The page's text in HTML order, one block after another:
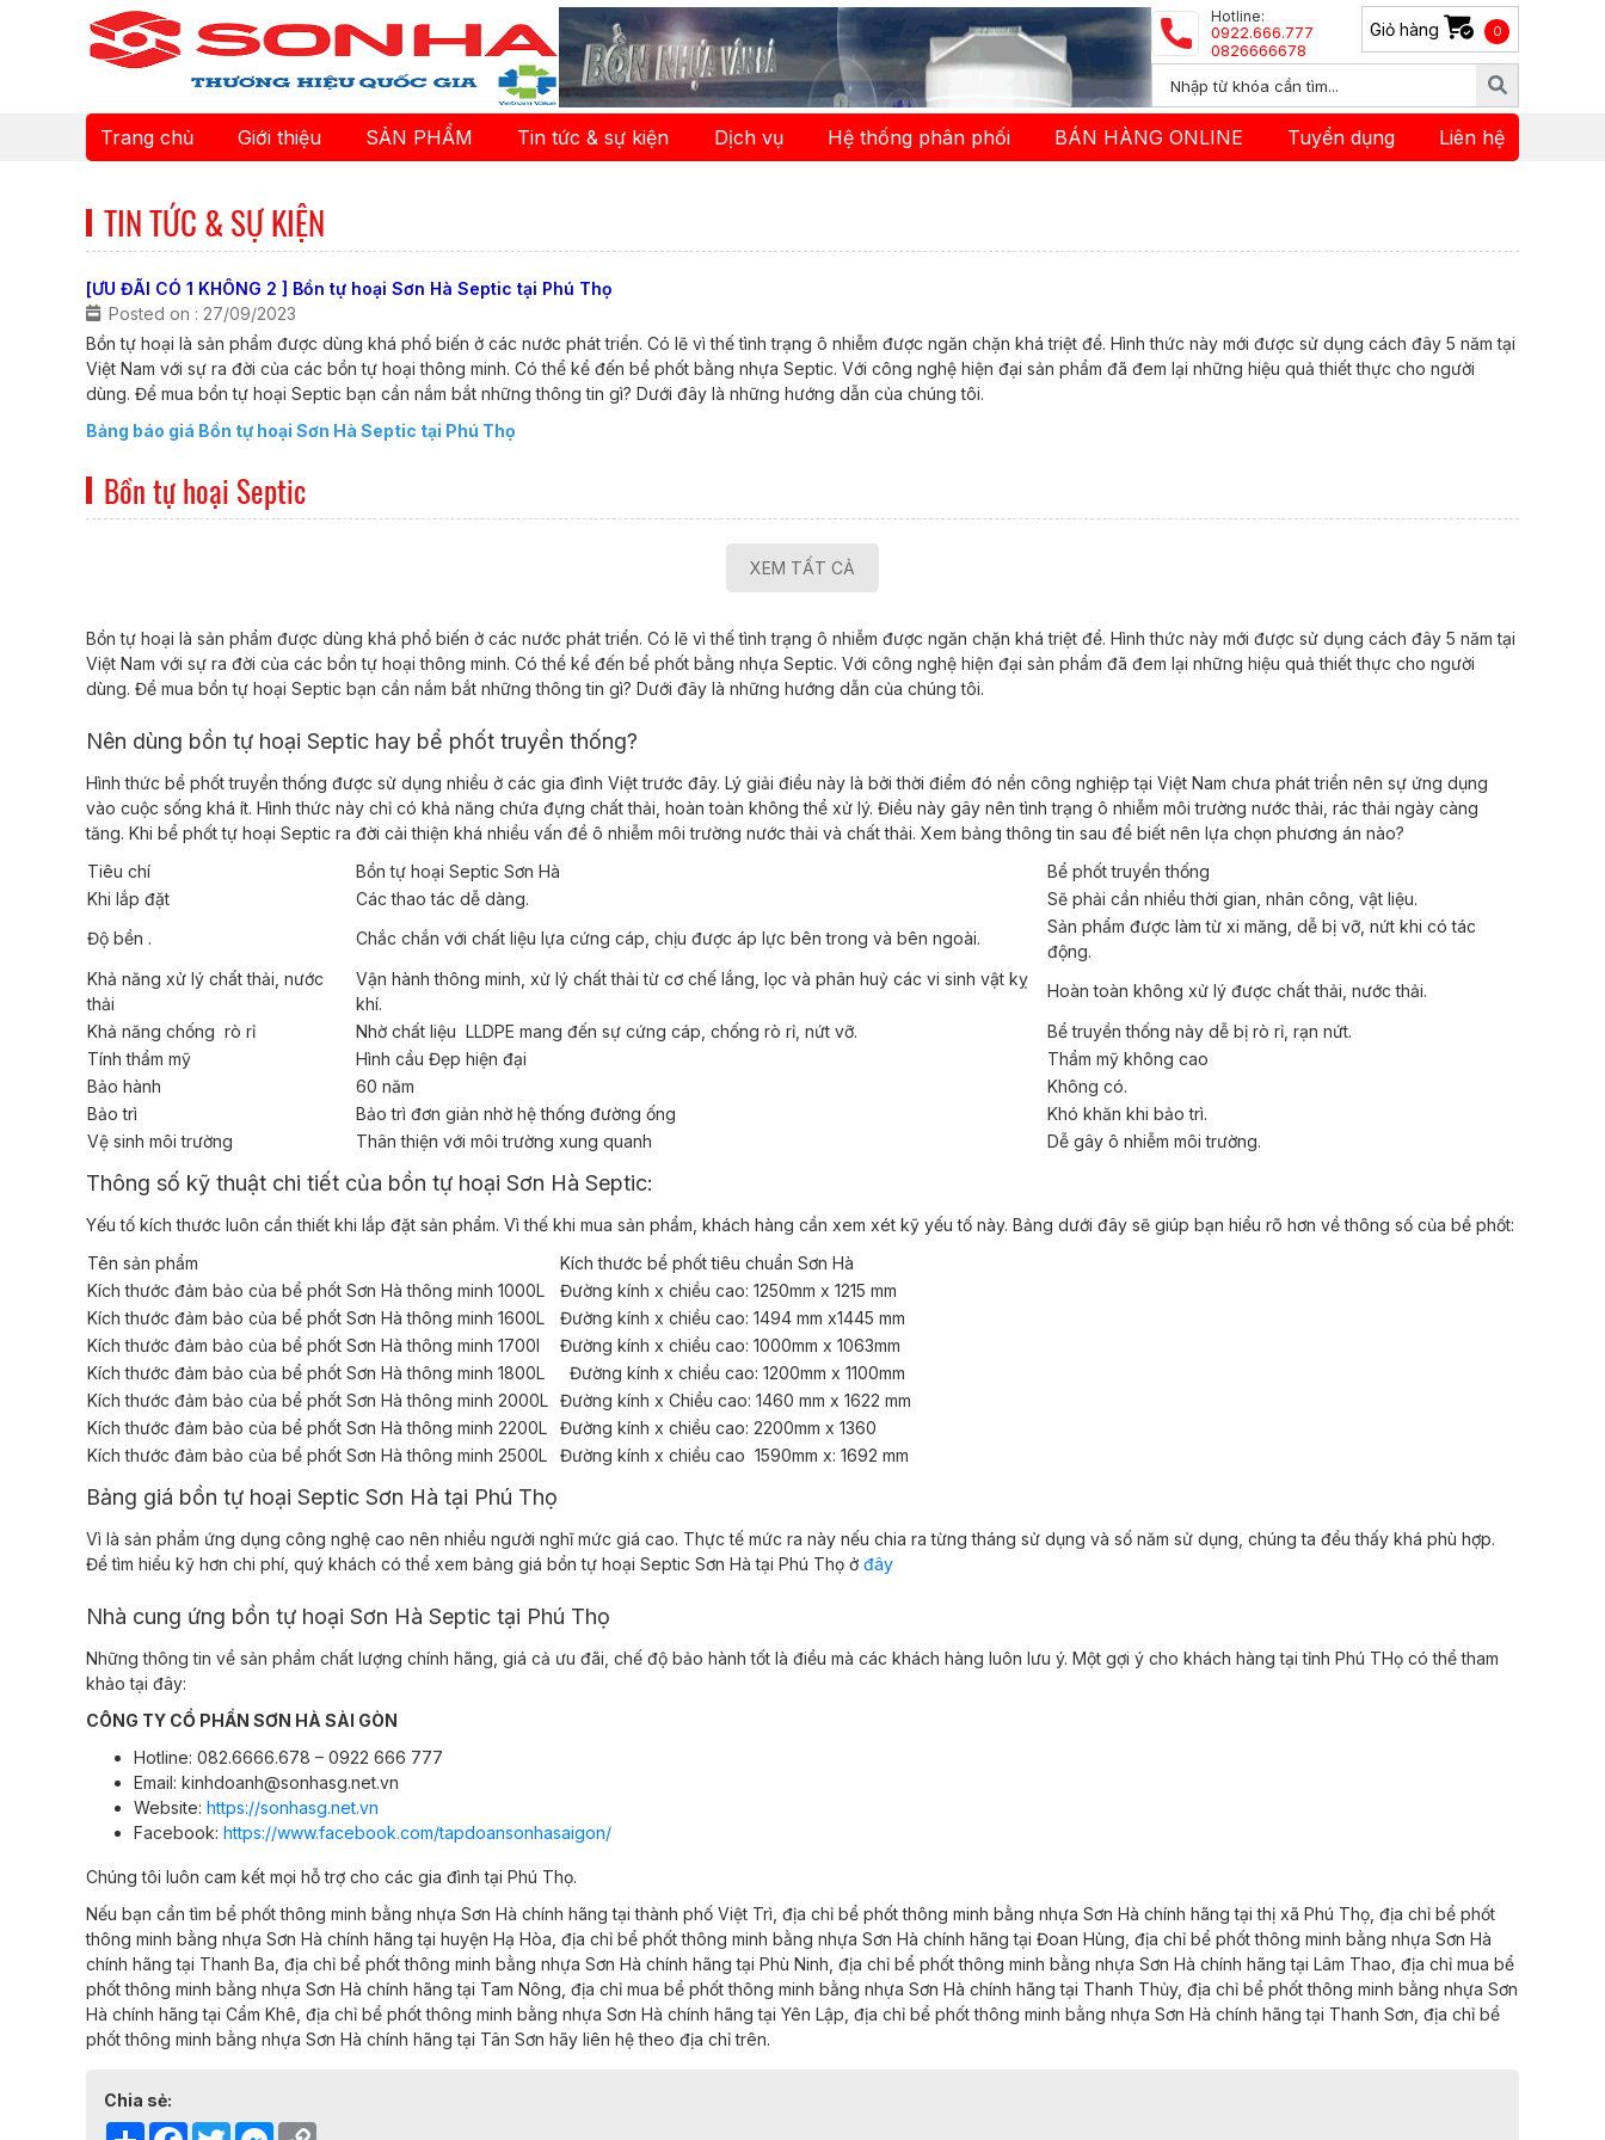
Hotline:
0922.666.777
0826666678
Giỏ hàng 0
Trang chủ Giới thiệu SẢN PHẨM Tin tức & sự kiện Dịch vụ Hệ thống phân phối BÁN HÀNG ONLINE Tuyển dụng Liên hệ
TIN TỨC & SỰ KIỆN
[ƯU ĐÃI CÓ 1 KHÔNG 2 ] Bồn tự hoại Sơn Hà Septic tại Phú Thọ
Posted on : 27/09/2023
Bồn tự hoại là sản phẩm được dùng khá phổ biến ở các nước phát triển. Có lẽ vì thế tình trạng ô nhiễm được ngăn chặn khá triệt để. Hình thức này mới được sử dụng cách đây 5 năm tại
Việt Nam với sự ra đời của các bồn tự hoại thông minh. Có thể kể đến bể phốt bằng nhựa Septic. Với công nghệ hiện đại sản phẩm đã đem lại những hiệu quả thiết thực cho người
dùng. Để mua bồn tự hoại Septic bạn cần nắm bắt những thông tin gì? Dưới đây là những hướng dẫn của chúng tôi.
Bảng báo giá Bồn tự hoại Sơn Hà Septic tại Phú Thọ
Bồn tự hoại Septic
XEM TẤT CẢ
Bồn tự hoại là sản phẩm được dùng khá phổ biến ở các nước phát triển. Có lẽ vì thế tình trạng ô nhiễm được ngăn chặn khá triệt để. Hình thức này mới được sử dụng cách đây 5 năm tại
Việt Nam với sự ra đời của các bồn tự hoại thông minh. Có thể kể đến bể phốt bằng nhựa Septic. Với công nghệ hiện đại sản phẩm đã đem lại những hiệu quả thiết thực cho người
dùng. Để mua bồn tự hoại Septic bạn cần nắm bắt những thông tin gì? Dưới đây là những hướng dẫn của chúng tôi.
Nên dùng bồn tự hoại Septic hay bể phốt truyền thống?
Hình thức bể phốt truyền thống được sử dụng nhiều ở các gia đình Việt trước đây. Lý giải điều này là bởi thời điểm đó nền công nghiệp tại Việt Nam chưa phát triển nên sự ứng dụng
vào cuộc sống khá ít. Hình thức này chỉ có khả năng chứa đựng chất thải, hoàn toàn không thể xử lý. Điều này gây nên tình trạng ô nhiễm môi trường nước thải, rác thải ngày càng
tăng. Khi bể phốt tự hoại Septic ra đời cải thiện khá nhiều vấn đề ô nhiễm môi trường nước thải và chất thải. Xem bảng thông tin sau để biết nên lựa chọn phương án nào?
Tiêu chí
Bồn tự hoại Septic Sơn Hà
Bể phốt truyền thống
Khi lắp đặt
Các thao tác dễ dàng.
Sẽ phải cần nhiều thời gian, nhân công, vật liệu.
Độ bền .
Chắc chắn với chất liệu lựa cứng cáp, chịu được áp lực bên trong và bên ngoài.
Sản phẩm được làm từ xi măng, dễ bị vỡ, nứt khi có tác
động.
Khả năng xử lý chất thải, nước
thải
Vận hành thông minh, xử lý chất thải từ cơ chế lắng, lọc và phân huỷ các vi sinh vật kỵ
khí.
Hoàn toàn không xử lý được chất thải, nước thải.
Khả năng chống rò rỉ
Nhờ chất liệu LLDPE mang đến sự cứng cáp, chống rò rỉ, nứt vỡ.
Bể truyền thống này dễ bị rò rỉ, rạn nứt.
Tính thẩm mỹ
Hình cầu Đẹp hiện đại
Thẩm mỹ không cao
Bảo hành
60 năm
Không có.
Bảo trì
Bảo trì đơn giản nhờ hệ thống đường ống
Khó khăn khi bảo trì.
Vệ sinh môi trường
Thân thiện với môi trường xung quanh Dễ gây ô nhiễm môi trường.
Thông số kỹ thuật chi tiết của bồn tự hoại Sơn Hà Septic:
Yếu tố kích thước luôn cần thiết khi lắp đặt sản phẩm. Vì thế khi mua sản phẩm, khách hàng cần xem xét kỹ yếu tố này. Bảng dưới đây sẽ giúp bạn hiểu rõ hơn về thông số của bể phốt:
Tên sản phẩm
Kích thước bể phốt tiêu chuẩn Sơn Hà
Kích thước đảm bảo của bể phốt Sơn Hà thông minh 1000L
Đường kính x chiều cao: 1250mm x 1215 mm
Kích thước đảm bảo của bể phốt Sơn Hà thông minh 1600L
Đường kính x chiều cao: 1494 mm x1445 mm
Kích thước đảm bảo của bể phốt Sơn Hà thông minh 1700l
Đường kính x chiều cao: 1000mm x 1063mm
Kích thước đảm bảo của bể phốt Sơn Hà thông minh 1800L
Đường kính x chiều cao: 1200mm x 1100mm
Kích thước đảm bảo của bể phốt Sơn Hà thông minh 2000L Đường kính x Chiều cao: 1460 mm x 1622 mm
Kích thước đảm bảo của bể phốt Sơn Hà thông minh 2200L
Đường kính x chiều cao: 2200mm x 1360
Kích thước đảm bảo của bể phốt Sơn Hà thông minh 2500L
Đường kính x chiều cao 1590mm x: 1692 mm
Bảng giá bồn tự hoại Septic Sơn Hà tại Phú Thọ
Vì là sản phẩm ứng dụng công nghệ cao nên nhiều người nghĩ mức giá cao. Thực tế mức ra này nếu chia ra từng tháng sử dụng và số năm sử dụng, chúng ta đều thấy khá phù hợp.
Để tìm hiểu kỹ hơn chi phí, quý khách có thể xem bảng giá bồn tự hoại Septic Sơn Hà tại Phú Thọ ở đây
Nhà cung ứng bồn tự hoại Sơn Hà Septic tại Phú Thọ
Những thông tin về sản phẩm chất lượng chính hãng, giá cả ưu đãi, chế độ bảo hành tốt là điều mà các khách hàng luôn lưu ý. Một gợi ý cho khách hàng tại tỉnh Phú THọ có thể tham
khảo tại đây:
CÔNG TY CỔ PHẦN SƠN HÀ SÀI GÒN
Hotline: 082.6666.678 – 0922 666 777
Email: kinhdoanh@sonhasg.net.vn
Website: https://sonhasg.net.vn
Facebook: https://www.facebook.com/tapdoansonhasaigon/
Chúng tôi luôn cam kết mọi hỗ trợ cho các gia đình tại Phú Thọ.
Nếu bạn cần tìm bể phốt thông minh bằng nhựa Sơn Hà chính hãng tại​​​​​​thành phố Việt Trì, địa chỉ bể phốt thông minh bằng nhựa Sơn Hà chính hãng tạithị xã Phú Thọ, địa chỉ bể phốt
thông minh bằng nhựa Sơn Hà chính hãng tại huyện Hạ Hòa, địa chỉ bể phốt thông minh bằng nhựa Sơn Hà chính hãng tại Đoan Hùng, địa chỉ bể phốt thông minh bằng nhựa Sơn Hà
chính hãng tại Thanh Ba, địa chỉ bể phốt thông minh bằng nhựa Sơn Hà chính hãng tại Phù Ninh, địa chỉ bể phốt thông minh bằng nhựa Sơn Hà chính hãng tại Lâm Thao, địa chỉ mua bể
phốt thông minh bằng nhựa Sơn Hà chính hãng tại Tam Nông, địa chỉ mua bể phốt thông minh bằng nhựa Sơn Hà chính hãng tại Thanh Thủy, địa chỉ bể phốt thông minh bằng nhựa Sơn
Hà chính hãng tại Cẩm Khê, địa chỉ bể phốt thông minh bằng nhựa Sơn Hà chính hãng tại Yên Lập, địa chỉ bể phốt thông minh bằng nhựa Sơn Hà chính hãng tại Thanh Sơn, địa chỉ bể
phốt thông minh bằng nhựa Sơn Hà chính hãng tại Tân Sơn hãy liên hệ theo địa chỉ trên.
Chia sẻ:
Share Facebook
TwitterMessenger